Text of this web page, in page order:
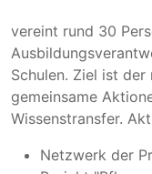
vereint rund 30
Schulen. Ziel ist
gemeinsame
Wissenstransfer.
Netzwerk der